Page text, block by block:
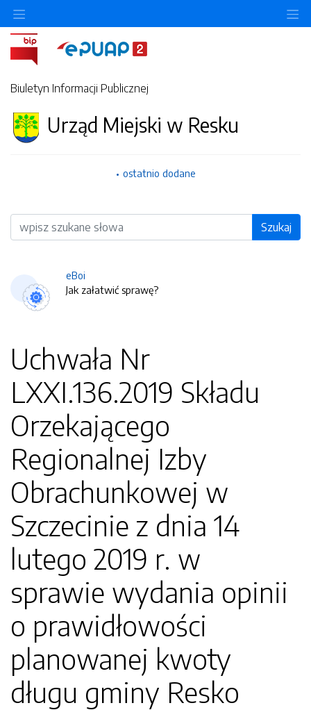
Biuletyn Informacji Publicznej
Urząd Miejski w Resku
ostatnio dodane
Wyszukiwarka Szukaj
eBoi
Jak załatwić sprawę?
Uchwała Nr
LXXI.136.2019 Składu
Orzekającego
Regionalnej Izby
Obrachunkowej w
Szczecinie z dnia 14
lutego 2019 r. w
sprawie wydania opinii
o prawidłowości
planowanej kwoty
długu gminy Resko